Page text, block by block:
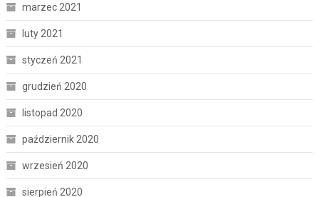
marzec 2021
luty 2021
styczeń 2021
grudzień 2020
listopad 2020
październik 2020
wrzesień 2020
sierpień 2020